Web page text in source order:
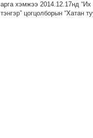
арга хэмжээ 2014.12.17нд “Их
тэнгэр” цогцолборын “Хатан